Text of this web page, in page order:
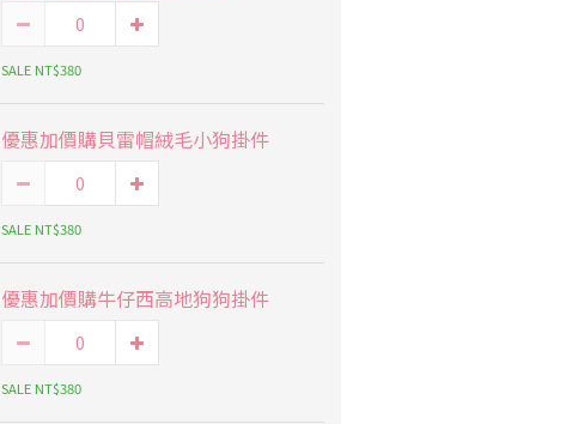
SALE NT$380
優惠加價購貝雷帽絨毛小狗掛件
SALE NT$380
優惠加價購牛仔西高地狗狗掛件
SALE NT$380